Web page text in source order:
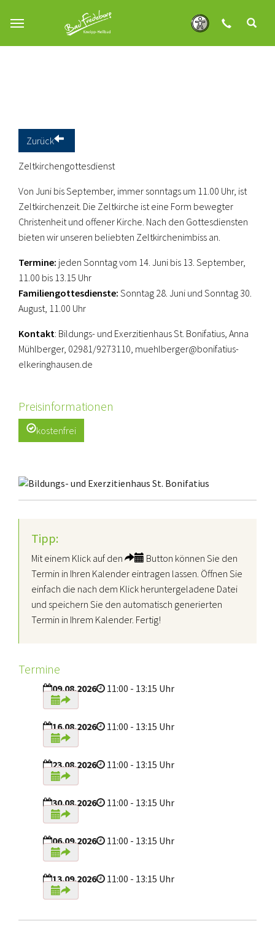
Zurück
Zeltkirchengottesdienst
Von Juni bis September, immer sonntags um 11.00 Uhr, ist
Zeltkirchenzeit. Die Zeltkirche ist eine Form bewegter
Christenheit und offener Kirche. Nach den Gottesdiensten
bieten wir unseren beliebten Zeltkirchenimbiss an.
Termine: jeden Sonntag vom 14. Juni bis 13. September,
11.00 bis 13.15 Uhr
Familiengottesdienste: Sonntag 28. Juni und Sonntag 30.
August, 11.00 Uhr
Kontakt: Bildungs- und Exerzitienhaus St. Bonifatius, Anna
Mühlberger, 02981/9273110, muehlberger@bonifatius-
elkeringhausen.de
Preisinformationen
kostenfrei
Tipp:
Mit einem Klick auf den
Button können Sie den
Termin in Ihren Kalender eintragen lassen. Öffnen Sie
einfach die nach dem Klick heruntergeladene Datei
und speichern Sie den automatisch generierten
Termin in Ihrem Kalender. Fertig!
Termine
09.08.2026 11:00 - 13:15 Uhr
16.08.2026 11:00 - 13:15 Uhr
23.08.2026 11:00 - 13:15 Uhr
30.08.2026 11:00 - 13:15 Uhr
06.09.2026 11:00 - 13:15 Uhr
13.09.2026 11:00 - 13:15 Uhr